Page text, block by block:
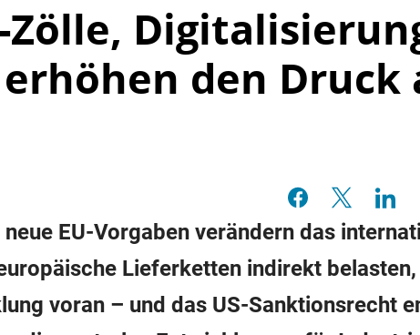
den Druck
EU-Vorgaben verändern das
Lieferketten indirekt belasten,
voran – und das US-Sanktionsrecht